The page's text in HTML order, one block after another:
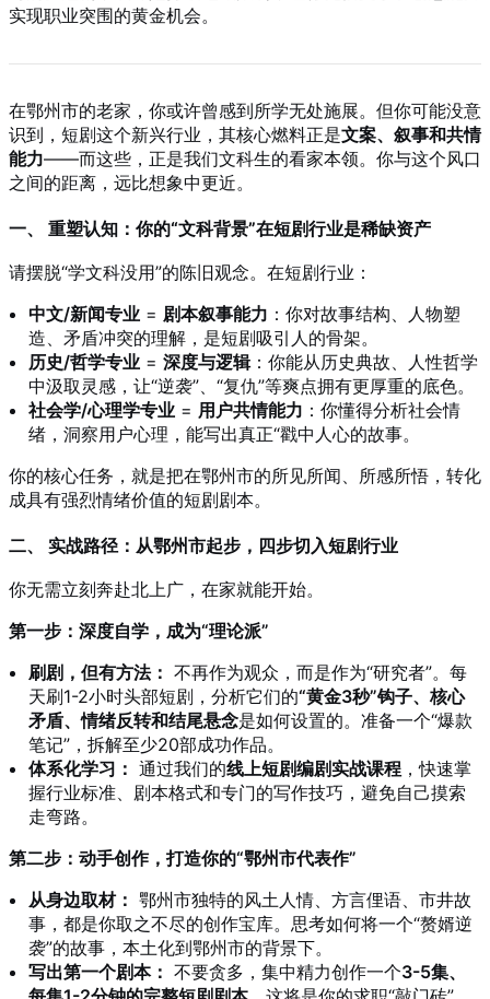
实现职业突围的黄金机会。
在鄂州市的老家，你或许曾感到所学无处施展。但你可能没意
识到，短剧这个新兴行业，其核心燃料正是文案、叙事和共情
能力——而这些，正是我们文科生的看家本领。你与这个风口
之间的距离，远比想象中更近。
一、 重塑认知：你的“文科背景”在短剧行业是稀缺资产
请摆脱“学文科没用”的陈旧观念。在短剧行业：
中文/新闻专业 = 剧本叙事能力 ：你对故事结构、人物塑
造、矛盾冲突的理解，是短剧吸引人的骨架。
历史/哲学专业 = 深度与逻辑：你能从历史典故、人性哲学
中汲取灵感，让“逆袭”、“复仇”等爽点拥有更厚重的底色。
社会学/心理学专业 = 用户共情能力 ：你懂得分析社会情
绪，洞察用户心理，能写出真正“戳中人心的故事。
你的核心任务，就是把在鄂州市的所见所闻、所感所悟，转化
成具有强烈情绪价值的短剧剧本。
二、 实战路径：从鄂州市起步，四步切入短剧行业
你无需立刻奔赴北上广，在家就能开始。
第一步：深度自学，成为“理论派”
刷剧，但有方法： 不再作为观众，而是作为“研究者”。每
天刷1-2小时头部短剧，分析它们的“黄金3秒”钩子、核心
矛盾、情绪反转和结尾悬念是如何设置的。准备一个“爆款
笔记”，拆解至少20部成功作品。
体系化学习： 通过我们的线上短剧编剧实战课程 ，快速掌
握行业标准、剧本格式和专门的写作技巧，避免自己摸索
走弯路。
第二步：动手创作，打造你的“鄂州市代表作”
从身边取材： 鄂州市独特的风土人情、方言俚语、市井故
事，都是你取之不尽的创作宝库。思考如何将一个“赘婿逆
袭”的故事，本土化到鄂州市的背景下。
写出第一个剧本： 不要贪多，集中精力创作一个3-5集、